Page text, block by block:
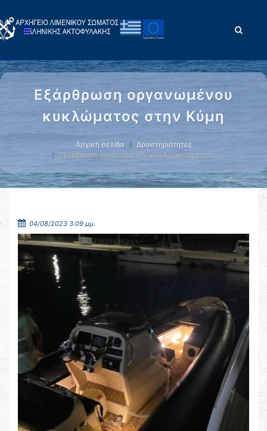
Εξάρθρωση οργανωμένου
κυκλώματος στην Κύμη
Αρχική σελίδα
Δραστηριότητες
Εξάρθρωση οργανωμένου κυκλώματος στην …
04/08/2023 3:09 μμ.